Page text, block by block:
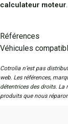
calculateur moteur.
Références
Véhicules
Cotrolia n’est pas
web. Les références,
détentrices des droits.
produits que nous